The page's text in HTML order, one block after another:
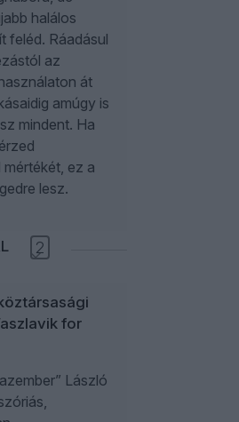
halálos
feléd. Ráadásul
az
át
amúgy is
mindent. Ha
ez a
lesz.
2
for
László